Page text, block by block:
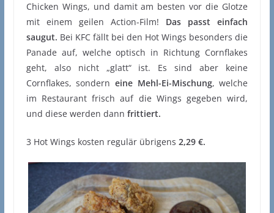
Chicken Wings, und damit am besten vor die Glotze
mit einem geilen Action-Film! Das passt einfach
saugut. Bei KFC fällt bei den Hot Wings besonders die
Panade auf, welche optisch in Richtung Cornflakes
geht, also nicht „glatt“ ist. Es sind aber keine
Cornflakes, sondern eine Mehl-Ei-Mischung, welche
im Restaurant frisch auf die Wings gegeben wird,
und diese werden dann frittiert.
3 Hot Wings kosten regulär übrigens 2,29 €.